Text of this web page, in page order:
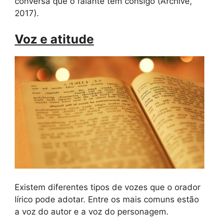
2017).
Voz e atitude
Existem diferentes tipos de vozes que o orador
lírico pode adotar. Entre os mais comuns estão
a voz do autor e a voz do personagem.